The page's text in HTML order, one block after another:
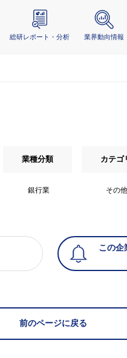
総研レポート・分析 業界動向情報
業種分類 カテゴ
銀行業 その他
この企
前のページに戻る